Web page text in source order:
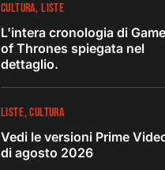
CULTURA LISTE
L'intera cronologia di Game
of Thrones spiegata nel
dettaglio.
LISTE CULTURA
Vedi le versioni Prime
di agosto 2026